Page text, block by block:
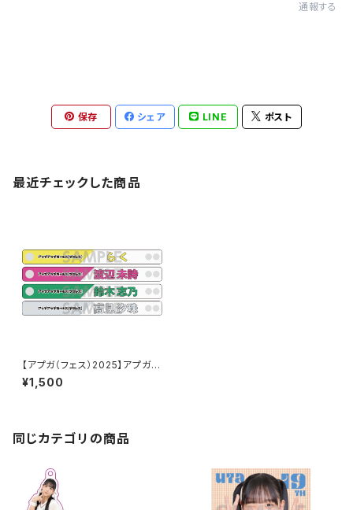
通報する
保存 シェア LINE ポスト
最近チェックした商品
【アプガ（フェス）2025】アプガ
（プロレス）PVCリストバンド
¥1,500
同じカテゴリの商品